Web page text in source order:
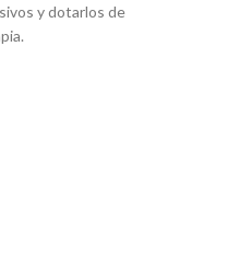
y dotarlos de